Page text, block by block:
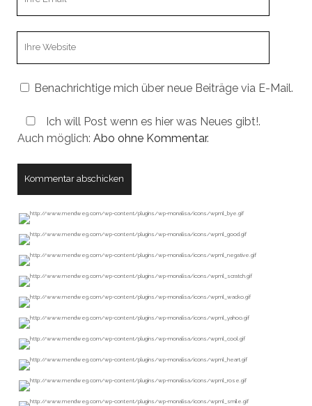
Benachrichtige mich über neue Beiträge via E-Mail.
Ich will Post wenn es hier was Neues gibt!.
Auch möglich: Abo ohne Kommentar.